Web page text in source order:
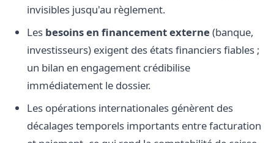
invisibles jusqu'au règlement.
Les besoins en financement externe(banque,
investisseurs) exigent des états financiers fiables ;
un bilan en engagement crédibilise
immédiatement le dossier.
Les opérations internationales génèrent des
décalages temporels importants entre facturation